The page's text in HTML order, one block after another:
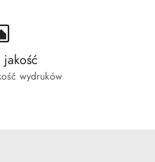
jakość
wydruków